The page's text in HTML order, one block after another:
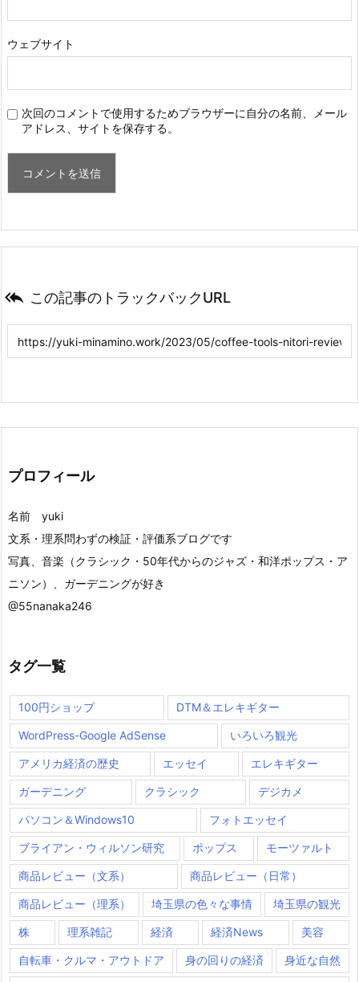
ウェブサイト
次回のコメントで使用するためブラウザーに自分の名前、メール
アドレス、サイトを保存する。
 この記事のトラックバックURL
プロフィール
名前 yuki
文系・理系問わずの検証・評価系ブログです
写真、音楽（クラシック・50年代からのジャズ・和洋ポップス・ア
ニソン）、ガーデニングが好き
@55nanaka246
タグ一覧
100円ショップ DTM＆エレキギター
WordPress-Google AdSense いろいろ観光
アメリカ経済の歴史 エッセイ エレキギター
ガーデニング クラシック デジカメ
パソコン＆Windows10 フォトエッセイ
ブライアン・ウィルソン研究 ポップス モーツァルト
商品レビュー（文系） 商品レビュー（日常）
商品レビュー（理系） 埼玉県の色々な事情 埼玉県の観光
株 理系雑記 経済 経済News 美容
自転車・クルマ・アウトドア 身の回りの経済 身近な自然